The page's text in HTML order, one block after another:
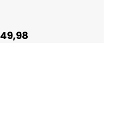
49,98